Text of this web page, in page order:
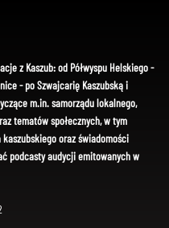
z Kaszub: od Półwyspu Helskiego -
- po Szwajcarię Kaszubską i
m.in. samorządu lokalnego,
tematów społecznych, w tym
oraz świadomości
podcasty audycji emitowanych w